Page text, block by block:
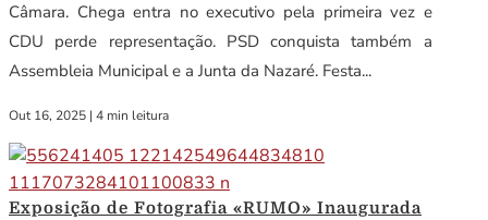
Câmara. Chega entra no executivo pela primeira vez e
CDU perde representação. PSD conquista também a
Assembleia Municipal e a Junta da Nazaré. Festa...
Out 16, 2025 | 4 min leitura
Exposição de Fotografia «RUMO» Inaugurada